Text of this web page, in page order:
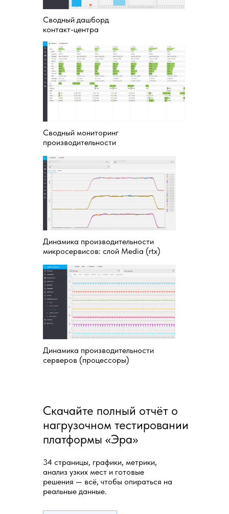
Сводный дашборд
контакт-центра
Сводный мониторинг
производительности
Динамика производительности
микросервисов: слой Media (rtx)
Динамика производительности
серверов (процессоры)
Скачайте полный отчёт о
нагрузочном тестировании
платформы «Эра»
34 страницы, графики, метрики,
анализ узких мест и готовые
решения — всё, чтобы опираться на
реальные данные.
* Имя и фамилия
Название компании
* Номер телефона
Ваше сообщение
* Поля, обязательные для заполнения
Остались вопросы?
Оставьте заявку и мы вам перезвоним.
Отправляя сообщение вы соглашаетесь с
правилами обработки персональных